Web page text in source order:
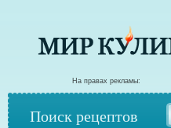
На правах рекламы:
Поиск рецептов